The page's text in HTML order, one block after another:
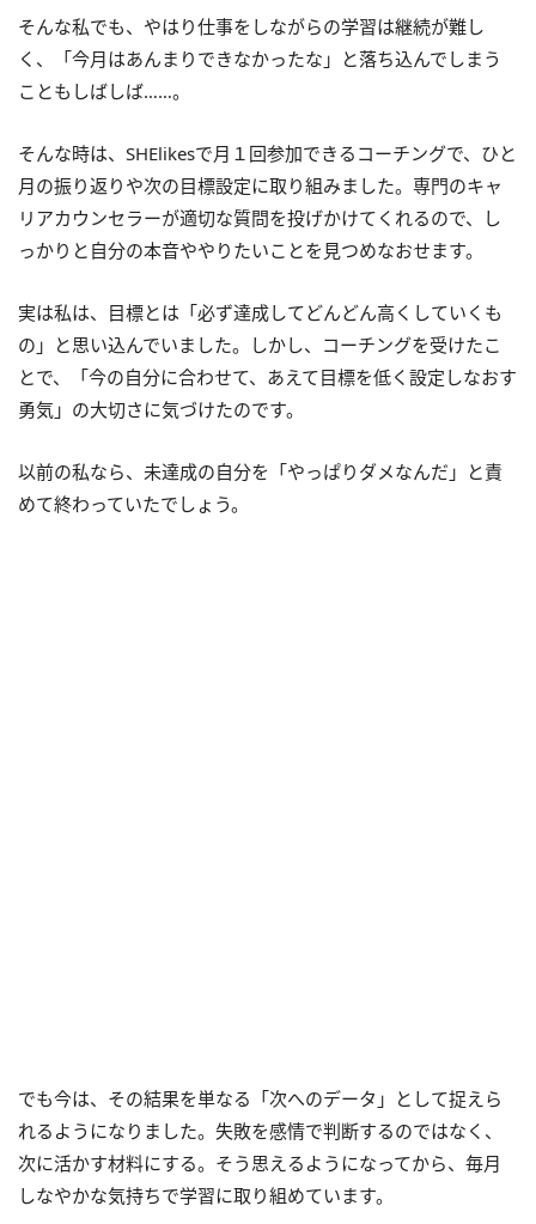
そんな私でも、やはり仕事をしながらの学習は継続が難し
く、「今月はあんまりできなかったな」と落ち込んでしまう
こともしばしば……。
そんな時は、SHElikesで月１回参加できるコーチングで、ひと
月の振り返りや次の目標設定に取り組みました。専門のキャ
リアカウンセラーが適切な質問を投げかけてくれるので、し
っかりと自分の本音ややりたいことを見つめなおせます。
実は私は、目標とは「必ず達成してどんどん高くしていくも
の」と思い込んでいました。しかし、コーチングを受けたこ
とで、「今の自分に合わせて、あえて目標を低く設定しなおす
勇気」の大切さに気づけたのです。
以前の私なら、未達成の自分を「やっぱりダメなんだ」と責
めて終わっていたでしょう。
でも今は、その結果を単なる「次へのデータ」として捉えら
れるようになりました。失敗を感情で判断するのではなく、
次に活かす材料にする。そう思えるようになってから、毎月
しなやかな気持ちで学習に取り組めています。